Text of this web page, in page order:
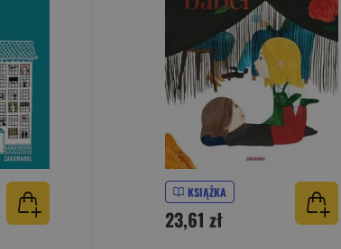
KSIĄŻKA
23,61 zł